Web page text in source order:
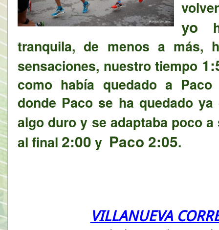
yo
tranquila, de menos a más,
sensaciones, nuestro tiempo
como había quedado a
donde Paco se ha quedado
algo duro y se adaptaba poco
al final 2:00 y Paco 2:05.
VILLANUEVA